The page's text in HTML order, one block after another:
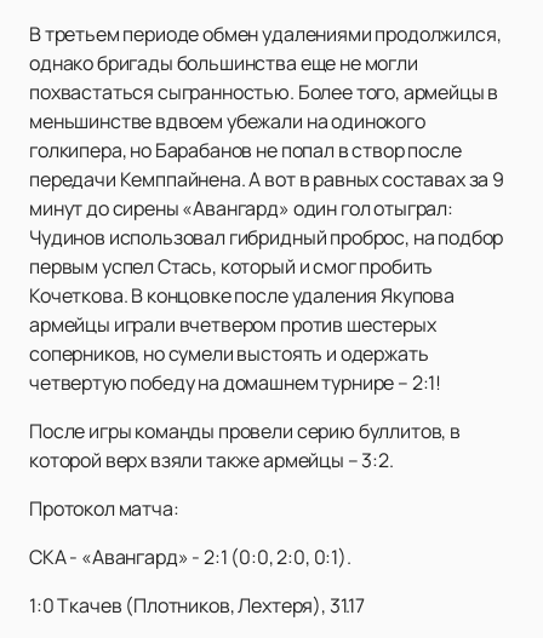
В третьем периоде обмен удалениями продолжился,
однако бригады большинства еще не могли
похвастаться сыгранностью. Более того, армейцы в
меньшинстве вдвоем убежали на одинокого
голкипера, но Барабанов не попал в створ после
передачи Кемппайнена. А вот в равных составах за 9
минут до сирены «Авангард» один гол отыграл:
Чудинов использовал гибридный проброс, на подбор
первым успел Стась, который и смог пробить
Кочеткова. В концовке после удаления Якупова
армейцы играли вчетвером против шестерых
соперников, но сумели выстоять и одержать
четвертую победу на домашнем турнире – 2:1!
После игры команды провели серию буллитов, в
которой верх взяли также армейцы – 3:2.
Протокол матча:
СКА - «Авангард» - 2:1 (0:0, 2:0, 0:1).
1:0 Ткачев (Плотников, Лехтеря), 31.17